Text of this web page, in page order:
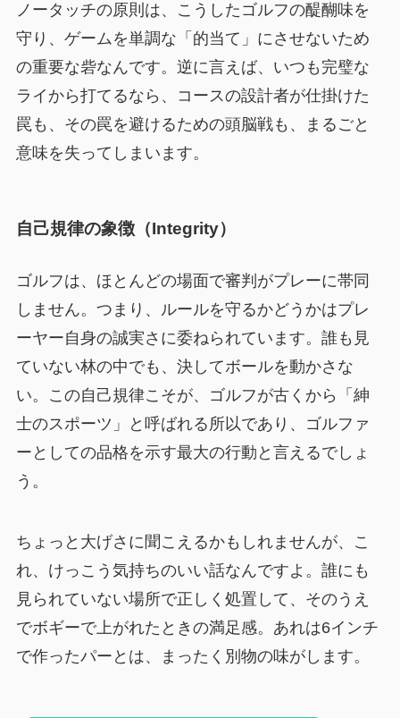
ノータッチの原則は、こうしたゴルフの醍醐味を
守り、ゲームを単調な「的当て」にさせないため
の重要な砦なんです。逆に言えば、いつも完璧な
ライから打てるなら、コースの設計者が仕掛けた
罠も、その罠を避けるための頭脳戦も、まるごと
意味を失ってしまいます。
自己規律の象徴（Integrity）
ゴルフは、ほとんどの場面で審判がプレーに帯同
しません。つまり、ルールを守るかどうかはプレ
ーヤー自身の誠実さに委ねられています。誰も見
ていない林の中でも、決してボールを動かさな
い。この自己規律こそが、ゴルフが古くから「紳
士のスポーツ」と呼ばれる所以であり、ゴルファ
ーとしての品格を示す最大の行動と言えるでしょ
う。
ちょっと大げさに聞こえるかもしれませんが、こ
れ、けっこう気持ちのいい話なんですよ。誰にも
見られていない場所で正しく処置して、そのうえ
でボギーで上がれたときの満足感。あれは6インチ
で作ったパーとは、まったく別物の味がします。